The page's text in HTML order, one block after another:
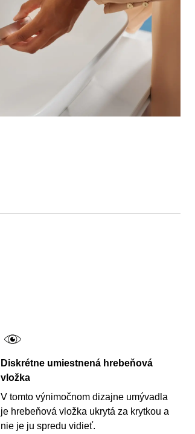
Diskrétne umiestnená hrebeňová
vložka
V tomto výnimočnom dizajne umývadla
je hrebeňová vložka ukrytá za krytkou a
nie je ju spredu vidieť.